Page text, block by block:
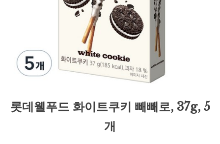
롯데웰푸드 화이트쿠키 빼빼로, 37g, 5
개